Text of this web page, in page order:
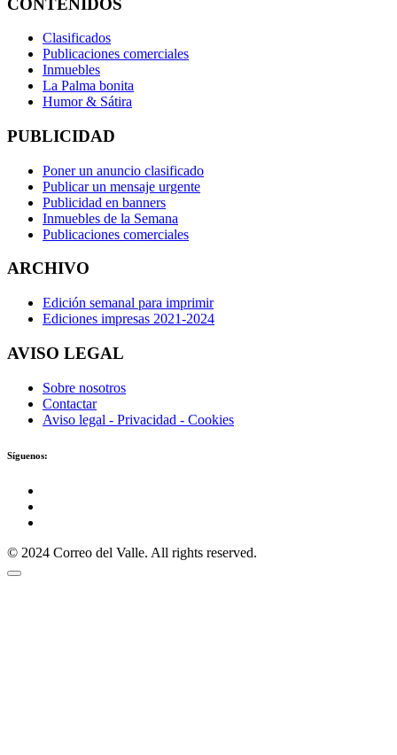
Clasificados
Publicaciones comerciales
Inmuebles
La Palma bonita
Humor & Sátira
PUBLICIDAD
Poner un anuncio clasificado
Publicar un mensaje urgente
Publicidad en banners
Inmuebles de la Semana
Publicaciones comerciales
ARCHIVO
Edición semanal para imprimir
Ediciones impresas 2021-2024
AVISO LEGAL
Sobre nosotros
Contactar
Aviso legal - Privacidad - Cookies
Síguenos:
© 2024 Correo del Valle. All rights reserved.